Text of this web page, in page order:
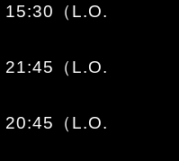
（L.O.
21:45（L.O.
（L.O.